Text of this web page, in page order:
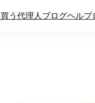
買う 代理人 ブログヘルプ